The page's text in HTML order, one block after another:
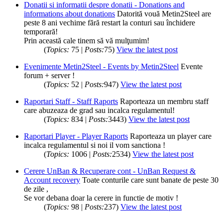
Donatii si informatii despre donatii - Donations and
informations about donations Datorită vouă Metin2Steel are
peste 8 ani vechime fără restart la conturi sau închidere
temporară!
Prin această cale tinem să vă mulţumim!
(Topics: 75 | Posts:75) View the latest post
Evenimente Metin2Steel - Events by Metin2Steel Evente
forum + server !
(Topics: 52 | Posts:947) View the latest post
Raportari Staff - Staff Raports Raporteaza un membru staff
care abuzeaza de grad sau incalca regulamentul!
(Topics: 834 | Posts:3443) View the latest post
Raportari Player - Player Raports Raporteaza un player care
incalca regulamentul si noi il vom sanctiona !
(Topics: 1006 | Posts:2534) View the latest post
Cerere UnBan & Recuperare cont - UnBan Request &
Account recovery Toate conturile care sunt banate de peste 30
de zile ,
Se vor debana doar la cerere in functie de motiv !
(Topics: 98 | Posts:237) View the latest post